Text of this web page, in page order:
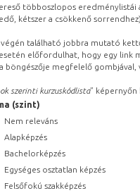
többoszlopos
kétszer a csökkenő
végén található jobbra mutató
előfordulhat, hogy egy link
böngészője megfelelő
szerinti kurzuskódlista”
(szint)
Nem releváns
Alapképzés
Bachelorképzés
Egységes osztatlan képzés
Felsőfokú szakképzés